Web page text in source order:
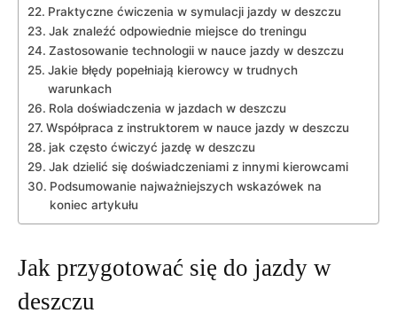
Praktyczne ćwiczenia w ‍symulacji jazdy w ⁢deszczu
Jak znaleźć odpowiednie miejsce do treningu
Zastosowanie technologii w nauce jazdy w⁤ deszczu
Jakie błędy popełniają⁢ kierowcy w ​trudnych
warunkach
Rola doświadczenia w jazdach w⁣ deszczu
Współpraca z instruktorem w‌ nauce jazdy w deszczu
jak często ćwiczyć jazdę w deszczu
Jak dzielić się‌ doświadczeniami z innymi kierowcami
Podsumowanie ​najważniejszych⁣ wskazówek ​na
‍koniec artykułu
Jak przygotować się do jazdy w
deszczu